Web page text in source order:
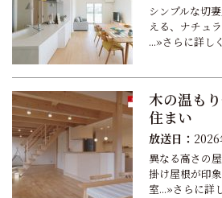
シンプルな切
える、ナチュ
...»さらに詳しく
木の温も
住まい
放送日： 2026
異なる高さの
掛け屋根が印象
室...»さらに詳